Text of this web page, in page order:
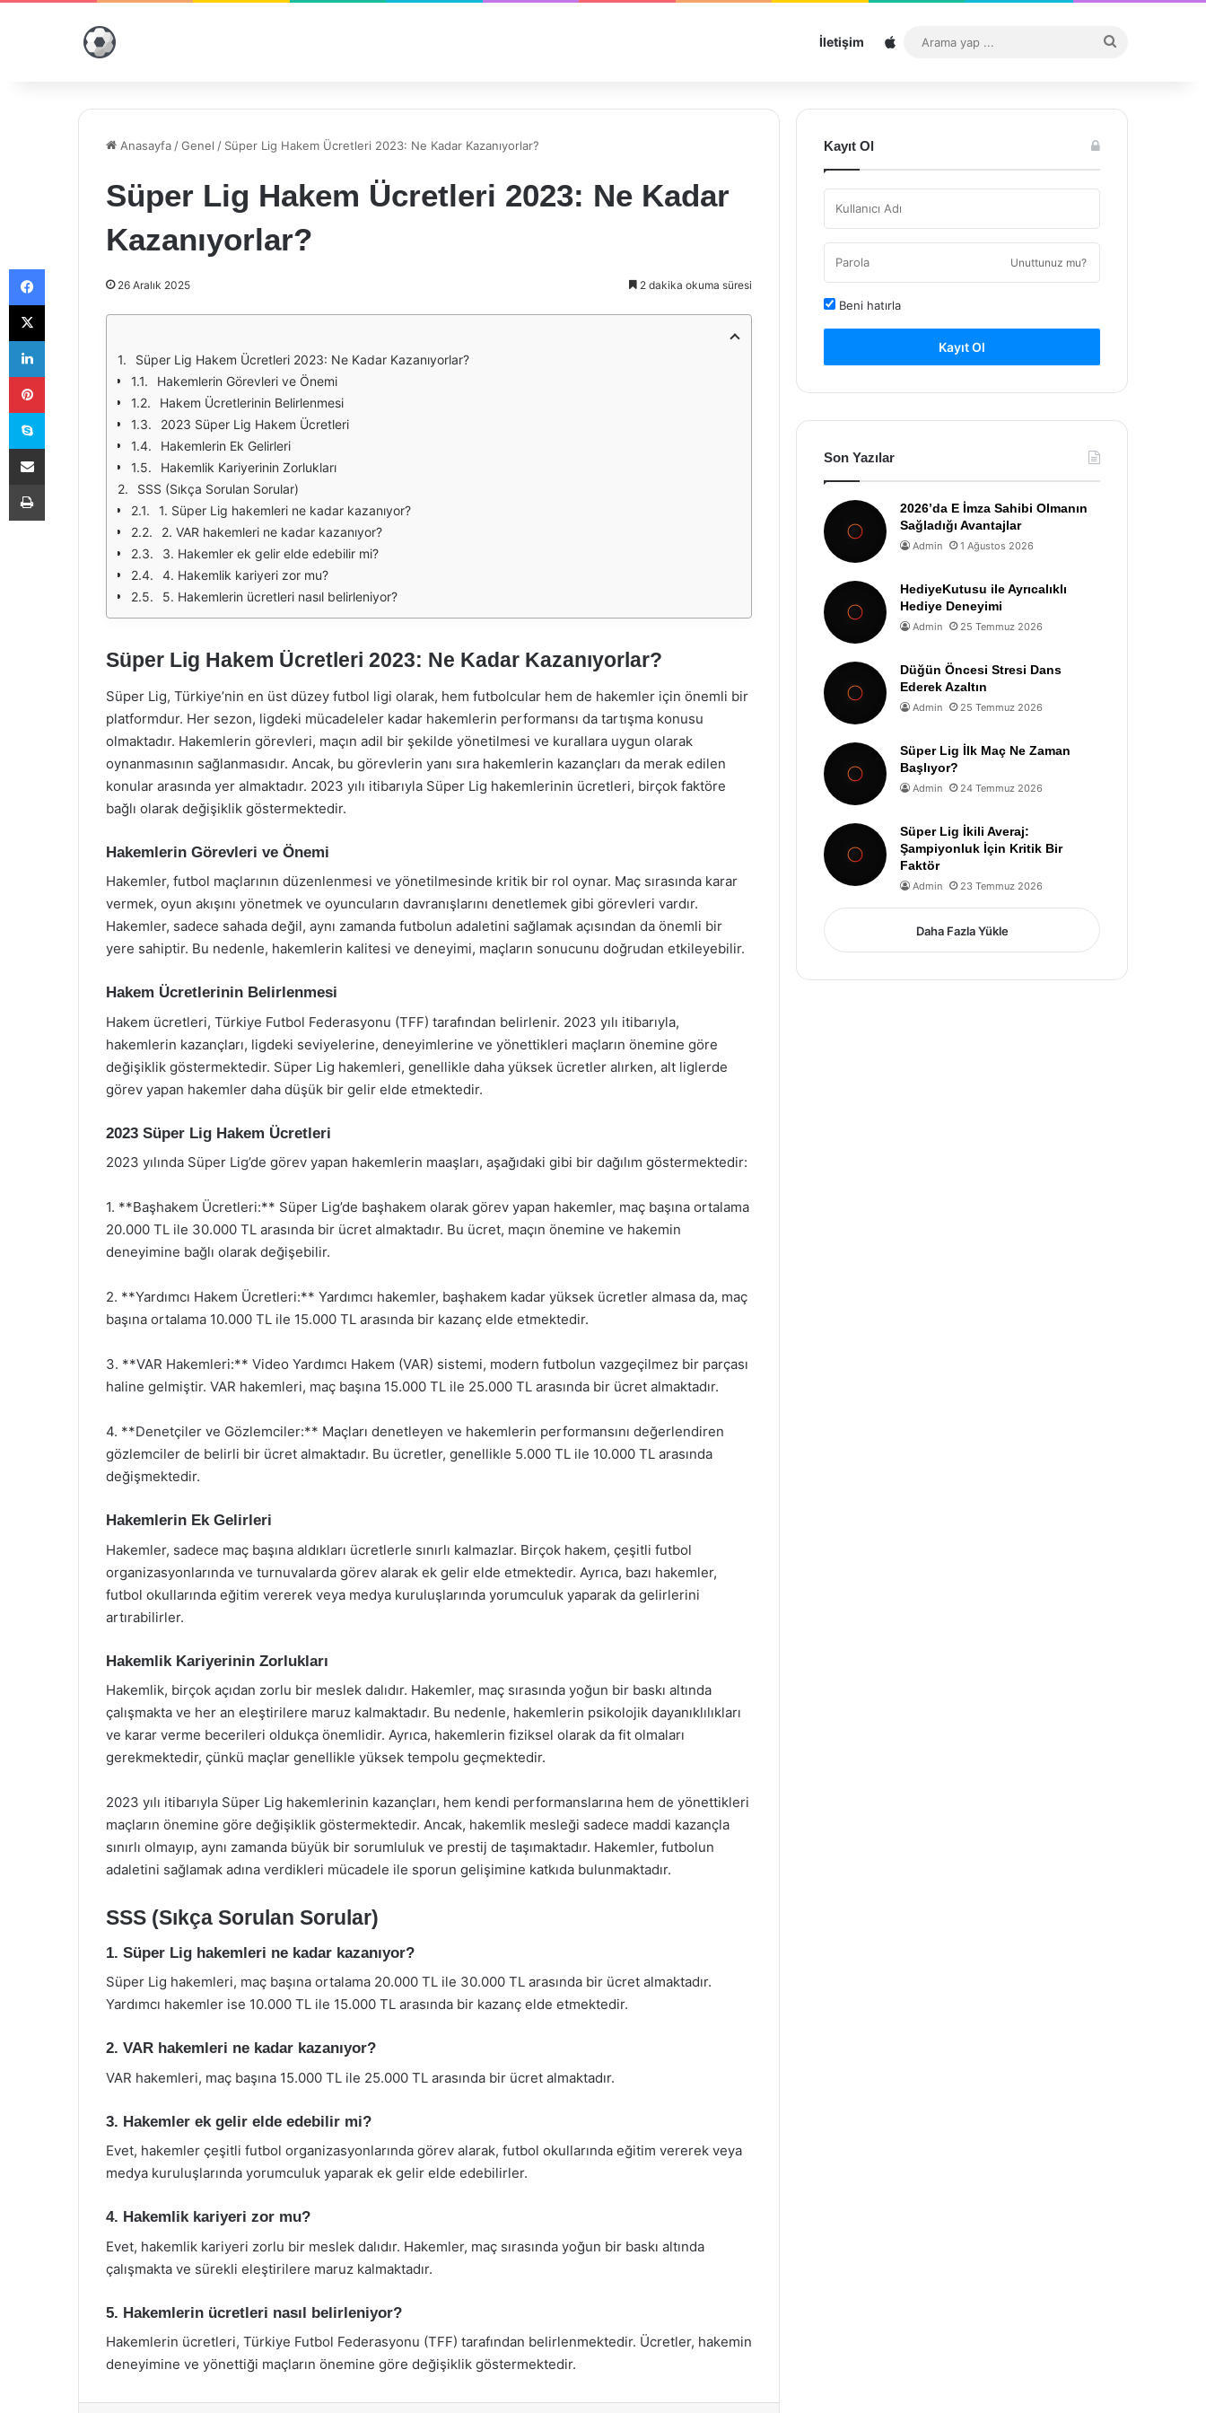
İletişim Sitemap
...
Anasayfa /Genel / Süper Lig Hakem Ücretleri 2023: Ne Kadar Kazanıyorlar?
Süper Lig Hakem Ücretleri 2023: Ne Kadar
Kazanıyorlar?
26 Aralık 2025 2 dakika okuma süresi
Süper Lig Hakem Ücretleri 2023: Ne Kadar Kazanıyorlar?
Hakemlerin Görevleri ve Önemi
Hakem Ücretlerinin Belirlenmesi
2023 Süper Lig Hakem Ücretleri
Hakemlerin Ek Gelirleri
Hakemlik Kariyerinin Zorlukları
SSS (Sıkça Sorulan Sorular)
1. Süper Lig hakemleri ne kadar kazanıyor?
2. VAR hakemleri ne kadar kazanıyor?
3. Hakemler ek gelir elde edebilir mi?
4. Hakemlik kariyeri zor mu?
5. Hakemlerin ücretleri nasıl belirleniyor?
Süper Lig Hakem Ücretleri 2023: Ne Kadar Kazanıyorlar?
Süper Lig, Türkiye’nin en üst düzey futbol ligi olarak, hem futbolcular hem de hakemler için önemli bir
platformdur. Her sezon, ligdeki mücadeleler kadar hakemlerin performansı da tartışma konusu
olmaktadır. Hakemlerin görevleri, maçın adil bir şekilde yönetilmesi ve kurallara uygun olarak
oynanmasının sağlanmasıdır. Ancak, bu görevlerin yanı sıra hakemlerin kazançları da merak edilen
konular arasında yer almaktadır. 2023 yılı itibarıyla Süper Lig hakemlerinin ücretleri, birçok faktöre
bağlı olarak değişiklik göstermektedir.
Hakemlerin Görevleri ve Önemi
Hakemler, futbol maçlarının düzenlenmesi ve yönetilmesinde kritik bir rol oynar. Maç sırasında karar
vermek, oyun akışını yönetmek ve oyuncuların davranışlarını denetlemek gibi görevleri vardır.
Hakemler, sadece sahada değil, aynı zamanda futbolun adaletini sağlamak açısından da önemli bir
yere sahiptir. Bu nedenle, hakemlerin kalitesi ve deneyimi, maçların sonucunu doğrudan etkileyebilir.
Hakem Ücretlerinin Belirlenmesi
Hakem ücretleri, Türkiye Futbol Federasyonu (TFF) tarafından belirlenir. 2023 yılı itibarıyla,
hakemlerin kazançları, ligdeki seviyelerine, deneyimlerine ve yönettikleri maçların önemine göre
değişiklik göstermektedir. Süper Lig hakemleri, genellikle daha yüksek ücretler alırken, alt liglerde
görev yapan hakemler daha düşük bir gelir elde etmektedir.
2023 Süper Lig Hakem Ücretleri
2023 yılında Süper Lig’de görev yapan hakemlerin maaşları, aşağıdaki gibi bir dağılım göstermektedir:
1. **Başhakem Ücretleri:** Süper Lig’de başhakem olarak görev yapan hakemler, maç başına ortalama
20.000 TL ile 30.000 TL arasında bir ücret almaktadır. Bu ücret, maçın önemine ve hakemin
deneyimine bağlı olarak değişebilir.
2. **Yardımcı Hakem Ücretleri:** Yardımcı hakemler, başhakem kadar yüksek ücretler almasa da, maç
başına ortalama 10.000 TL ile 15.000 TL arasında bir kazanç elde etmektedir.
3. **VAR Hakemleri:** Video Yardımcı Hakem (VAR) sistemi, modern futbolun vazgeçilmez bir parçası
haline gelmiştir. VAR hakemleri, maç başına 15.000 TL ile 25.000 TL arasında bir ücret almaktadır.
4. **Denetçiler ve Gözlemciler:** Maçları denetleyen ve hakemlerin performansını değerlendiren
gözlemciler de belirli bir ücret almaktadır. Bu ücretler, genellikle 5.000 TL ile 10.000 TL arasında
değişmektedir.
Hakemlerin Ek Gelirleri
Hakemler, sadece maç başına aldıkları ücretlerle sınırlı kalmazlar. Birçok hakem, çeşitli futbol
organizasyonlarında ve turnuvalarda görev alarak ek gelir elde etmektedir. Ayrıca, bazı hakemler,
futbol okullarında eğitim vererek veya medya kuruluşlarında yorumculuk yaparak da gelirlerini
artırabilirler.
Hakemlik Kariyerinin Zorlukları
Hakemlik, birçok açıdan zorlu bir meslek dalıdır. Hakemler, maç sırasında yoğun bir baskı altında
çalışmakta ve her an eleştirilere maruz kalmaktadır. Bu nedenle, hakemlerin psikolojik dayanıklılıkları
ve karar verme becerileri oldukça önemlidir. Ayrıca, hakemlerin fiziksel olarak da fit olmaları
gerekmektedir, çünkü maçlar genellikle yüksek tempolu geçmektedir.
2023 yılı itibarıyla Süper Lig hakemlerinin kazançları, hem kendi performanslarına hem de yönettikleri
maçların önemine göre değişiklik göstermektedir. Ancak, hakemlik mesleği sadece maddi kazançla
sınırlı olmayıp, aynı zamanda büyük bir sorumluluk ve prestij de taşımaktadır. Hakemler, futbolun
adaletini sağlamak adına verdikleri mücadele ile sporun gelişimine katkıda bulunmaktadır.
SSS (Sıkça Sorulan Sorular)
1. Süper Lig hakemleri ne kadar kazanıyor?
Süper Lig hakemleri, maç başına ortalama 20.000 TL ile 30.000 TL arasında bir ücret almaktadır.
Yardımcı hakemler ise 10.000 TL ile 15.000 TL arasında bir kazanç elde etmektedir.
2. VAR hakemleri ne kadar kazanıyor?
VAR hakemleri, maç başına 15.000 TL ile 25.000 TL arasında bir ücret almaktadır.
3. Hakemler ek gelir elde edebilir mi?
Evet, hakemler çeşitli futbol organizasyonlarında görev alarak, futbol okullarında eğitim vererek veya
medya kuruluşlarında yorumculuk yaparak ek gelir elde edebilirler.
4. Hakemlik kariyeri zor mu?
Evet, hakemlik kariyeri zorlu bir meslek dalıdır. Hakemler, maç sırasında yoğun bir baskı altında
çalışmakta ve sürekli eleştirilere maruz kalmaktadır.
5. Hakemlerin ücretleri nasıl belirleniyor?
Hakemlerin ücretleri, Türkiye Futbol Federasyonu (TFF) tarafından belirlenmektedir. Ücretler, hakemin
deneyimine ve yönettiği maçların önemine göre değişiklik göstermektedir.
Kayıt Ol
Unuttunuz mu?
Beni hatırla
Kayıt Ol
Son Yazılar
2026’da E İmza Sahibi Olmanın
Sağladığı Avantajlar
Admin 1 Ağustos 2026
HediyeKutusu ile Ayrıcalıklı
Hediye Deneyimi
Admin 25 Temmuz 2026
Düğün Öncesi Stresi Dans
Ederek Azaltın
Admin 25 Temmuz 2026
Süper Lig İlk Maç Ne Zaman
Başlıyor?
Admin 24 Temmuz 2026
Süper Lig İkili Averaj:
Şampiyonluk İçin Kritik Bir
Faktör
Admin 23 Temmuz 2026
Daha Fazla Yükle
Facebook
X
LinkedIn
Pinterest
Skype
E-Posta ile paylaş